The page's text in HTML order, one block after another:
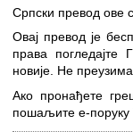
Српски превод ове
Овај превод је
права погледајте
новије. Не
Ако пронађете
пошаљите е-поруку